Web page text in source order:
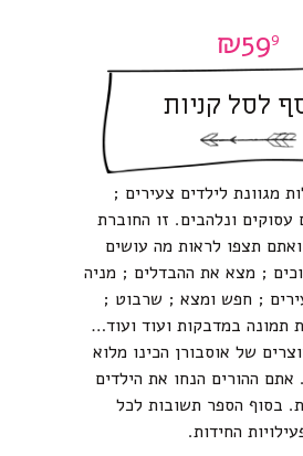
₪599
לסל קניות
מגוונת לילדים צעירים ;
ונלהבים. זו החוברת
תצפו לראות מה עושים
; מצא את ההבדלים ; מניה
; חפש ומצא ; שרבוט ;
תמונה במדבקות ועוד ועוד…
של אוסבורן הכינו מלוא
ההורים הנחו את הילדים
בסוף הספר תשובות לכל
החידות.